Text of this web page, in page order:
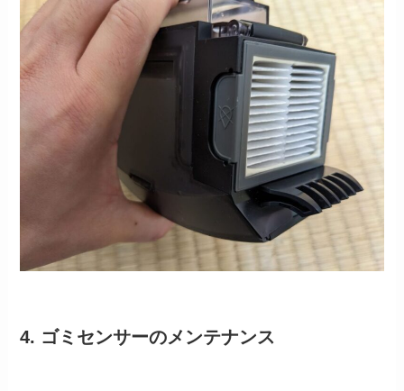
4. ゴミセンサーのメンテナンス